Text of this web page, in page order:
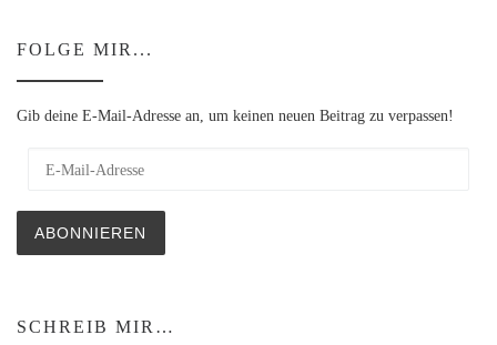
FOLGE MIR...
Gib deine E-Mail-Adresse an, um keinen neuen Beitrag zu verpassen!
ABONNIEREN
SCHREIB MIR…